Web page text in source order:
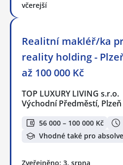
včerejší
Realitní makléř/ka
reality holding -
až 100 000 Kč
TOP LUXURY LIVING s.r.o.
Východní Předměstí, Plzeň
56 000 – 100 000 Kč
Vhodné také pro
Zveřejněno: 3. srpna